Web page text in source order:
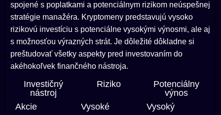
spojené s poplatkami a potenciálnym rizikom neúspešnej
stratégie manažéra. Kryptomeny predstavujú vysoko
rizikovú investíciu s potenciálne vysokými výnosmi, ale aj
s možnosťou výrazných strát. Je dôležité dôkladne si
preštudovať všetky aspekty pred investovaním do
akéhokoľvek finančného nástroja.
Investičný
nástroj
Riziko
Potenciálny
výnos
Akcie
Vysoké
Vysoký